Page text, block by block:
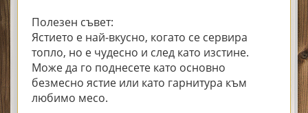
Полезен съвет:
Ястието е най-вкусно, когато се сервира
топло, но е чудесно и след като изстине.
Може да го поднесете като основно
безмесно ястие или като гарнитура към
любимо месо.